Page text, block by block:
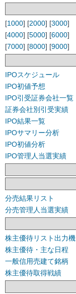
[1000] [2000] [3000]
[4000] [5000] [6000]
[7000] [8000] [9000]
IPOスケジュール
IPO初値予想
IPO引受証券会社一覧
証券会社別引受実績
IPO結果一覧
IPOサマリー分析
IPO初値分析
IPO管理人当選実績
分売結果リスト
分売管理人当選実績
株主優待リスト出力機
株主優待・主な日程
一般信用売建て銘柄
株主優待取得戦績